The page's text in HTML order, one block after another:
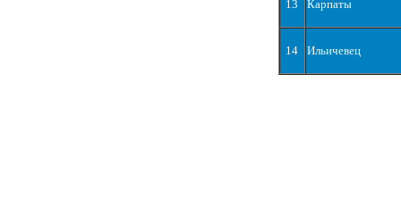
13 Карпаты
14 Ильичевец